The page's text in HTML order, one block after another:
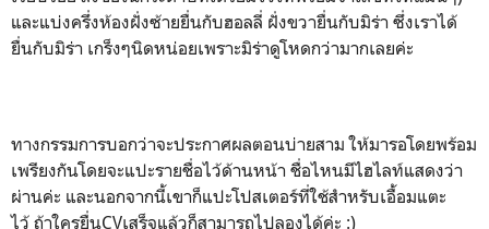
และแบ่งครึ่งห้องฝั่งซ้ายยื่นกับฮอลลี่ ฝั่งขวายื่นกับมิร่า ซึ่งเราได้
ยื่นกับมิร่า เกร็งๆนิดหน่อยเพราะมิร่าดูโหดกว่ามากเลยค่ะ
ทางกรรมการบอกว่าจะประกาศผลตอนบ่ายสาม ให้มารอโดยพร้อม
เพรียงกันโดยจะแปะรายชื่อไว้ด้านหน้า ชื่อไหนมีไฮไลท์แสดงว่า
ผ่านค่ะ และนอกจากนี้เขาก็แปะโปสเตอร์ที่ใช้สำหรับเอื้อมแตะ
ไว้ ถ้าใครยื่นCVเสร็จแล้วก็สามารถไปลองได้ค่ะ :)